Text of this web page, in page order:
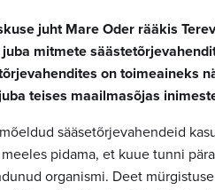
juht Mare Oder rääkis
mitmete
on toimeaineks
teises maailmasõjas
sääsetõrjevahendeid
pidama, et kuue tunni
organismi. Deet